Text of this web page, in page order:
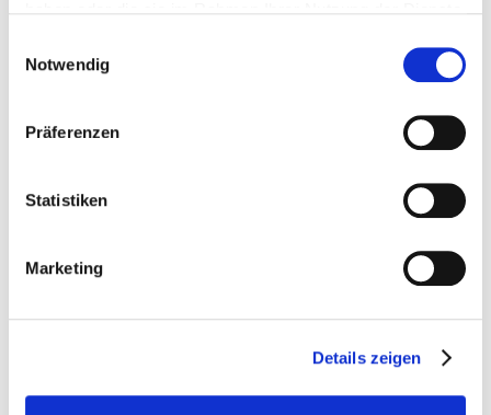
Notwendig
Präferenzen
Statistiken
Marketing
Details zeigen